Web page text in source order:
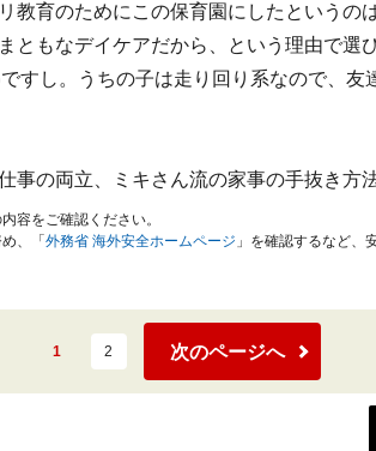
育のためにこの保育園にしたというの
ともなデイケアだから、という理由で選
すし。うちの子は走り回り系なので、友
事の両立、ミキさん流の家事の手抜き方
容をご確認ください。
、「 外務省 海外安全ホームページ 」を確認するなど、
1 2 次のページへ